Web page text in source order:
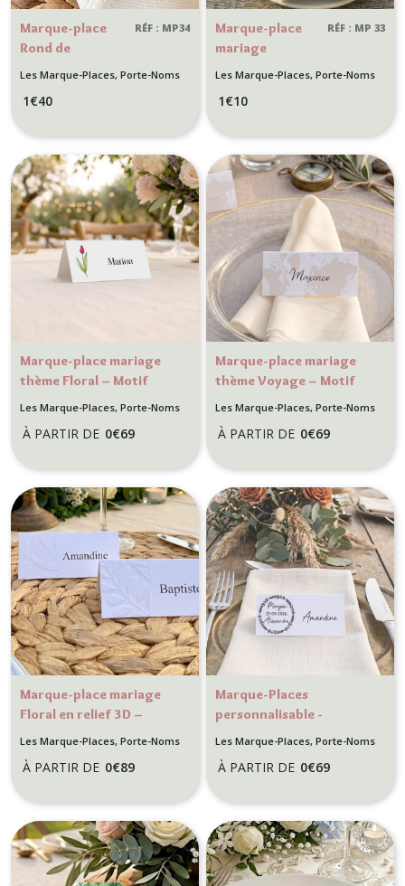
Marque-place
Rond de
Motif Fleurs des
champêtre &
bohème
RÉF : MP34
Les Marque-Places, Porte-Noms
1€40
Marque-place
mariage
déchirés et
RÉF : MP 33
Les Marque-Places, Porte-Noms
1€10
Marque-place mariage
thème Floral – Motif
Tulipe – Décoration de
raffinée
Les Marque-Places, Porte-Noms
À PARTIR DE 0€69
Marque-place mariage
thème Voyage – Motif
Carte du Monde –
Aventure
Les Marque-Places, Porte-Noms
À PARTIR DE 0€69
Marque-place mariage
Floral en relief 3D –
Décoration de table
Les Marque-Places, Porte-Noms
À PARTIR DE 0€89
Marque-Places
personnalisable -
Mariage Chic et élégant
Les Marque-Places, Porte-Noms
À PARTIR DE 0€69